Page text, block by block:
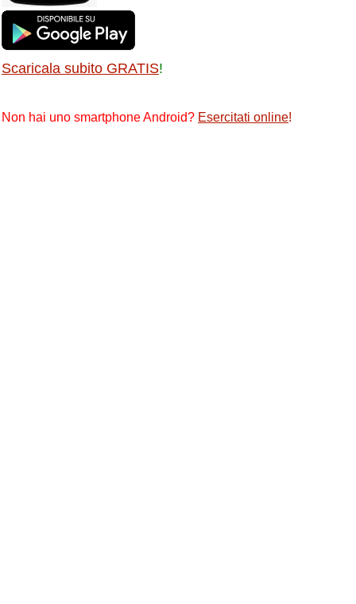
Scaricala subito GRATIS!
Non hai uno smartphone Android? Esercitati online!